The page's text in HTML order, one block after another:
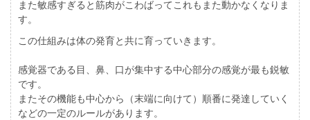
また敏感すぎると筋肉がこわばってこれもまた動かなくなりま
す。
この仕組みは体の発育と共に育っていきます。
感覚器である目、鼻、口が集中する中心部分の感覚が最も鋭敏
です。
またその機能も中心から（末端に向けて）順番に発達していく
などの一定のルールがあります。